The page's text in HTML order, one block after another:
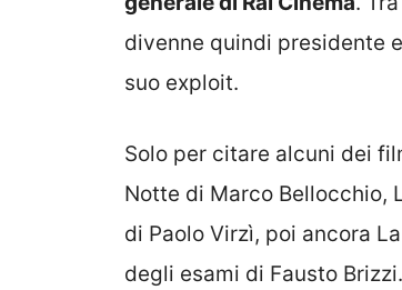
divenne quindi presidente
suo exploit.
Solo per citare alcuni dei
Notte di Marco Bellocchio,
di Paolo Virzì, poi ancora
degli esami di Fausto